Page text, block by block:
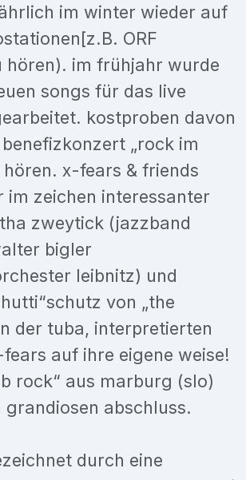
im winter wieder auf
ORF
hören). im frühjahr wurde
songs für das live
kostproben davon
„rock im
x-fears & friends
im zeichen interessanter
zweytick (jazzband
bigler
leibnitz) und
von „the
der tuba, interpretierten
auf ihre eigene weise!
rock“ aus marburg (slo)
grandiosen abschluss.
durch eine